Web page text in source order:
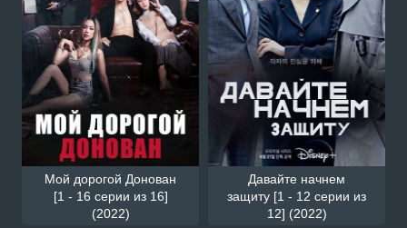
Мой дорогой Донован
[1 - 16 серии из 16]
(2022)
Давайте начнем
защиту [1 - 12 серии из
12] (2022)